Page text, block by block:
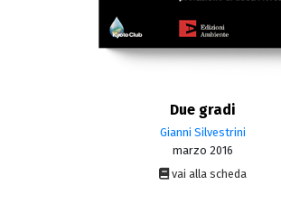
Due gradi
Gianni Silvestrini
marzo 2016
vai alla scheda